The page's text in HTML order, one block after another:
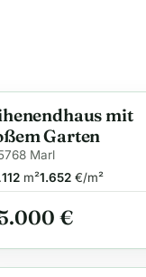
mit
Garten
Marl
112m²1.652€/m²
€